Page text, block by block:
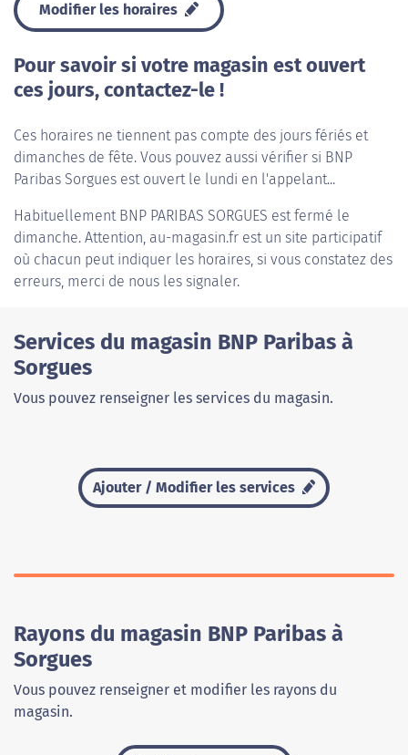
Modifier les horaires
Pour savoir si votre magasin est ouvert
ces jours, contactez-le !
Ces horaires ne tiennent pas compte des jours fériés et
dimanches de fête. Vous pouvez aussi vérifier si BNP
Paribas Sorgues est ouvert le lundi en l'appelant...
Habituellement BNP PARIBAS SORGUES est fermé le
dimanche. Attention, au-magasin.fr est un site participatif
où chacun peut indiquer les horaires, si vous constatez des
erreurs, merci de nous les signaler.
Services du magasin BNP Paribas à
Sorgues
Vous pouvez renseigner les services du magasin.
Ajouter / Modifier les services
Rayons du magasin BNP Paribas à
Sorgues
Vous pouvez renseigner et modifier les rayons du
magasin.